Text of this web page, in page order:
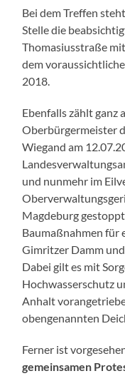
Bei dem Treffen
Stelle die
Thomasiusstraße
dem
2018.
Ebenfalls zählt ganz
Oberbürgermeister
Wiegand am
und nunmehr im
Magdeburg
Baumaßnahmen für
Gimritzer Damm
Dabei gilt es mit
Hochwasserschutz
Anhalt
obengenannten
Ferner ist
gemeinsamen